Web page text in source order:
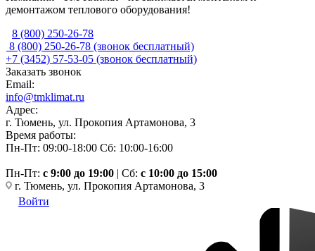
демонтажом теплового оборудования!
8 (800) 250-26-78
8 (800) 250-26-78 (звонок бесплатный)
+7 (3452) 57-53-05 (звонок бесплатный)
Заказать звонок
Email:
info@tmklimat.ru
Адрес:
г. Тюмень, ул. Прокопия Артамонова, 3
Время работы:
Пн-Пт: 09:00-18:00 Сб: 10:00-16:00
Пн-Пт: c 9:00 до 19:00 | Сб: с 10:00 до 15:00
г. Тюмень, ул. Прокопия Артамонова, 3
Войти